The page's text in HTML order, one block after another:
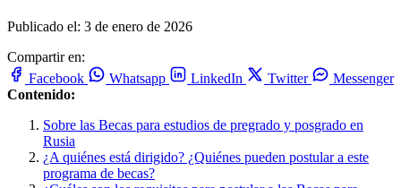
Publicado el: 3 de enero de 2026
Compartir en:
Facebook
Whatsapp LinkedIn Twitter
Messenger
Contenido:
Sobre las Becas para estudios de pregrado y posgrado en
Rusia
¿A quiénes está dirigido? ¿Quiénes pueden postular a este
programa de becas?